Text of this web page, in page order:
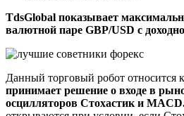
TdsGlobal показывает
валютной паре GBP/USD с
Данный торговый робот относится
принимает решение о входе в
осцилляторов Стохастик и